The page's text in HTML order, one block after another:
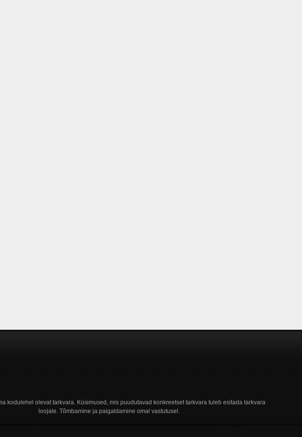
kodulehel olevat tarkvara. Küsimused, mis puudutavad konkreetset tarkvara tuleb esitada tarkvara
loojale. Tõmbamine ja paigaldamine omal vastutusel.